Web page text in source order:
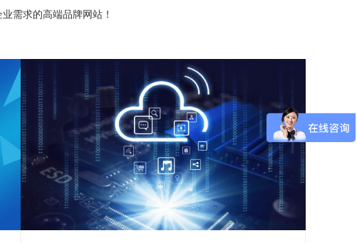
需求的高端品牌网站！